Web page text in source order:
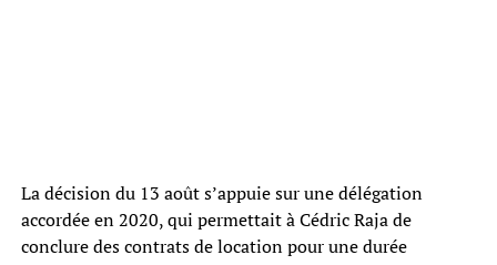
La décision du 13 août s’appuie sur une délégation
accordée en 2020, qui permettait à Cédric Raja de
conclure des contrats de location pour une durée